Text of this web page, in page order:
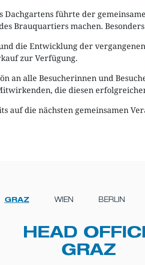
Dachgartens führte der
Brauquartiers machen.
die Entwicklung der
zur Verfügung.
an alle Besucherinnen und
die diesen
auf die nächsten gemeinsamen
GRAZ WIEN BERLIN
HEAD
GRAZ